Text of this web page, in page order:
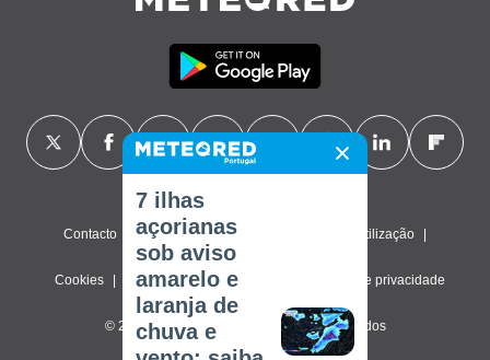
Contacto Sobre nós Termos de utilização
Cookies Política de privacidade Definições de privacidade
© 2026 Meteored. Todos os direitos reservados
7 ilhas
açorianas
sob aviso
amarelo e
laranja de
chuva e